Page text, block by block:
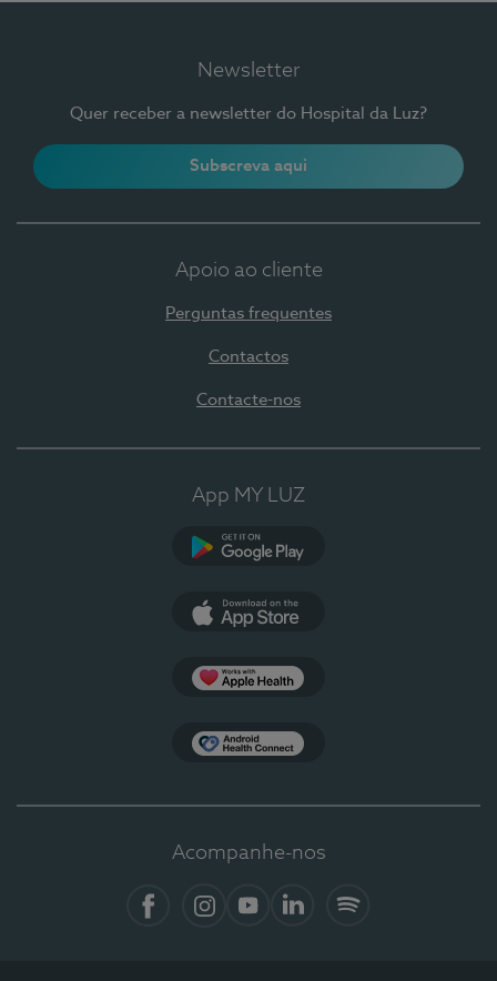
Newsletter
Quer receber a newsletter do Hospital da Luz?
Subscreva aqui
Apoio ao cliente
Perguntas frequentes
Contactos
Contacte-nos
App MY LUZ
Acompanhe-nos